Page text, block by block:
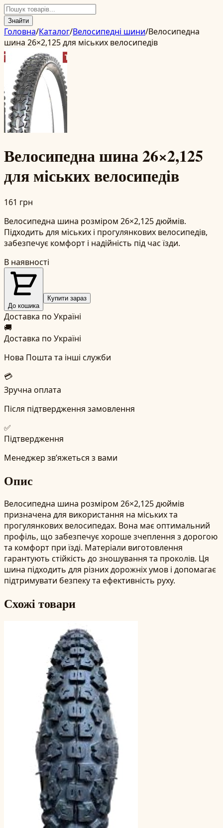
Знайти
Головна/Каталог/Велосипедні шини/Велосипедна
шина 26×2,125 для міських велосипедів
Велосипедна шина 26×2,125
для міських велосипедів
161 грн
Велосипедна шина розміром 26×2,125 дюймів.
Підходить для міських і прогулянкових велосипедів,
забезпечує комфорт і надійність під час їзди.
В наявності
До кошика
Купити зараз
Доставка по Україні
🚚
Доставка по Україні
Нова Пошта та інші служби
💳
Зручна оплата
Після підтвердження замовлення
✅
Підтвердження
Менеджер зв’яжеться з вами
Опис
Велосипедна шина розміром 26×2,125 дюймів
призначена для використання на міських та
прогулянкових велосипедах. Вона має оптимальний
профіль, що забезпечує хороше зчеплення з дорогою
та комфорт при їзді. Матеріали виготовлення
гарантують стійкість до зношування та проколів. Ця
шина підходить для різних дорожніх умов і допомагає
підтримувати безпеку та ефективність руху.
Схожі товари